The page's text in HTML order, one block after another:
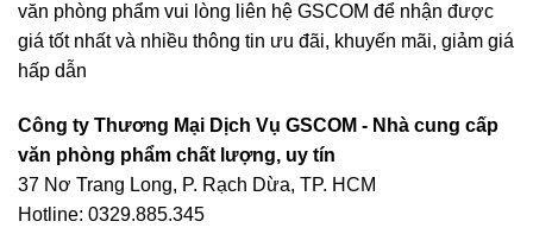
văn phòng phẩm vui lòng liên hệ GSCOM để nhận được
giá tốt nhất và nhiều thông tin ưu đãi, khuyến mãi, giảm giá
hấp dẫn
Công ty Thương Mại Dịch Vụ GSCOM - Nhà cung cấp
văn phòng phẩm chất lượng, uy tín
37 Nơ Trang Long, P. Rạch Dừa, TP. HCM
Hotline: 0329.885.345